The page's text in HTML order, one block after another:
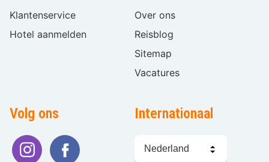
Klantenservice
Hotel aanmelden
Over ons
Reisblog
Sitemap
Vacatures
Volg ons Internationaal
kiezen